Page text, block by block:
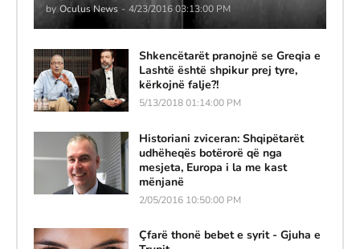
by Oculus News - 4/23/2016 03:13:00 PM
Shkencëtarët pranojnë se Greqia e
Lashtë është shpikur prej tyre,
kërkojnë falje?!
5/13/2018 01:14:00 PM
Historiani zviceran: Shqipëtarët
udhëheqës botërorë që nga
mesjeta, Europa i la me kast
mënjanë
2/05/2016 10:50:00 PM
Çfarë thonë bebet e syrit - Gjuha e